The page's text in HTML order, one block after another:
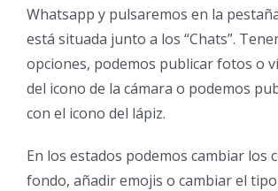
Whatsapp y pulsaremos en la
está situada junto a los “Chats”.
opciones, podemos publicar fotos o
del icono de la cámara o podemos
con el icono del lápiz.
En los estados podemos cambiar los
fondo, añadir emojis o cambiar el